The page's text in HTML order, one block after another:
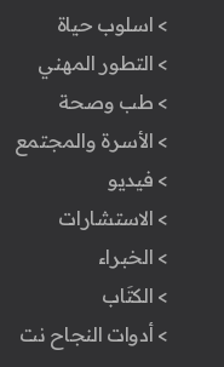
> اسلوب حياة
> التطور المهني
> طب وصحة
> الأسرة والمجتمع
> فيديو
> الاستشارات
> الخبراء
> الكتَاب
> أدوات النجاح نت